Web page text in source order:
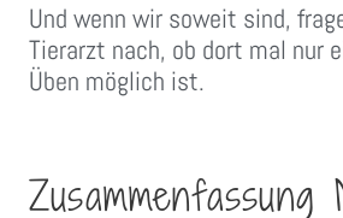
Und wenn wir soweit sind,
Tierarzt nach, ob dort mal nur
Üben möglich ist.
Zusammenfassung